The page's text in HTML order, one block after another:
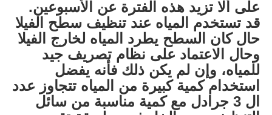
على ألا تزيد هذه الفترة عن الأسبوعين.
قد تستخدم المياه عند تنظيف سطح الفيلا
حال كان السطح يطرد المياه لخارج الفيلا
وحال الاعتماد على نظام تصريف جيد
للمياه، وإن لم يكن ذلك فأنه يفضل
استخدام كمية كبيرة من المياه تتجاوز عدد
ال 3 جرادل مع كمية مناسبة من سائل